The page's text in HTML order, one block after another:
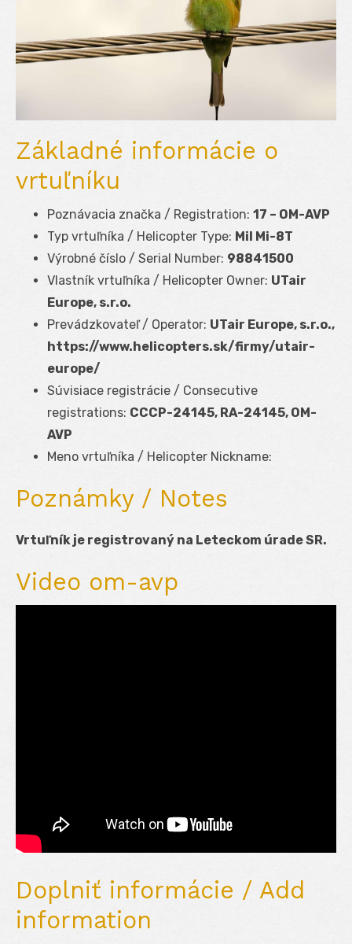
Základné informácie o
vrtuľníku
Poznávacia značka / Registration: 17 – OM-AVP
Typ vrtuľníka / Helicopter Type: Mil Mi-8T
Výrobné číslo / Serial Number: 98841500
Vlastník vrtuľníka / Helicopter Owner: UTair
Europe, s.r.o.
Prevádzkovateľ / Operator: UTair Europe, s.r.o.,
https://www.helicopters.sk/firmy/utair-
europe/
Súvisiace registrácie / Consecutive
registrations: CCCP-24145, RA-24145, OM-
AVP
Meno vrtuľníka / Helicopter Nickname:
Poznámky / Notes
Vrtuľník je registrovaný na Leteckom úrade SR.
Video om-avp
Doplniť informácie / Add
information